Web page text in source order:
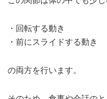
・回転する動き
・前にスライドする動き
の両方を行います。